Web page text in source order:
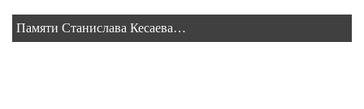
Памяти Станислава Кесаева…